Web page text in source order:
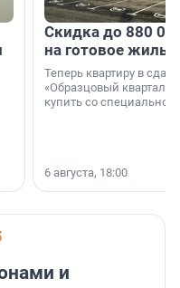
Скидка до 880
на готовое
Теперь квартиру в
«Образцовый квартал
купить со специальной
6 августа, 18:00
и